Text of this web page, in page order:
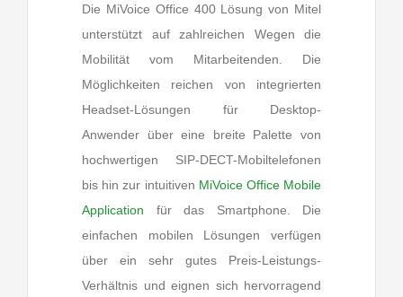
Die MiVoice Office 400 Lösung von Mitel
unterstützt auf zahlreichen Wegen die
Mobilität vom Mitarbeitenden. Die
Möglichkeiten reichen von integrierten
Headset-Lösungen für Desktop-
Anwender über eine breite Palette von
hochwertigen SIP-DECT-Mobiltelefonen
bis hin zur intuitiven MiVoice Office Mobile
Application für das Smartphone. Die
einfachen mobilen Lösungen verfügen
über ein sehr gutes Preis-Leistungs-
Verhältnis und eignen sich hervorragend